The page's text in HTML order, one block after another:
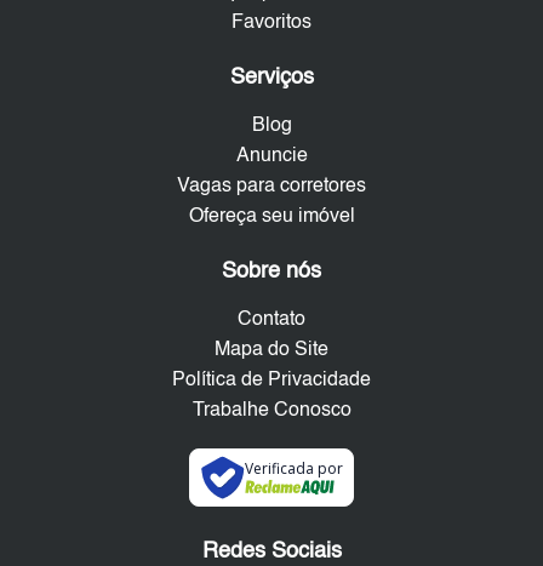
Favoritos
Serviços
Blog
Anuncie
Vagas para corretores
Ofereça seu imóvel
Sobre nós
Contato
Mapa do Site
Política de Privacidade
Trabalhe Conosco
Verificada por
Redes Sociais